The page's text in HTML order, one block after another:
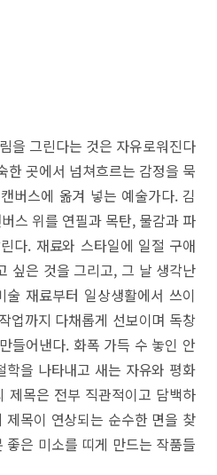
을 그린다는 것은 자유로워진다
한 곳에서 넘쳐흐르는 감정을 묵
버스에 옮겨 넣는 예술가다. 김
스 위를 연필과 목탄, 물감과 파
다. 재료와 스타일에 일절 구애
싶은 것을 그리고, 그 날 생각난
재료부터 일상생활에서 쓰이
업까지 다채롭게 선보이며 독창
들어낸다. 화폭 가득 수 놓인 안
학을 나타내고 새는 자유와 평화
제목은 전부 직관적이고 담백하
제목이 연상되는 순수한 면을 찾
은 미소를 띠게 만드는 작품들